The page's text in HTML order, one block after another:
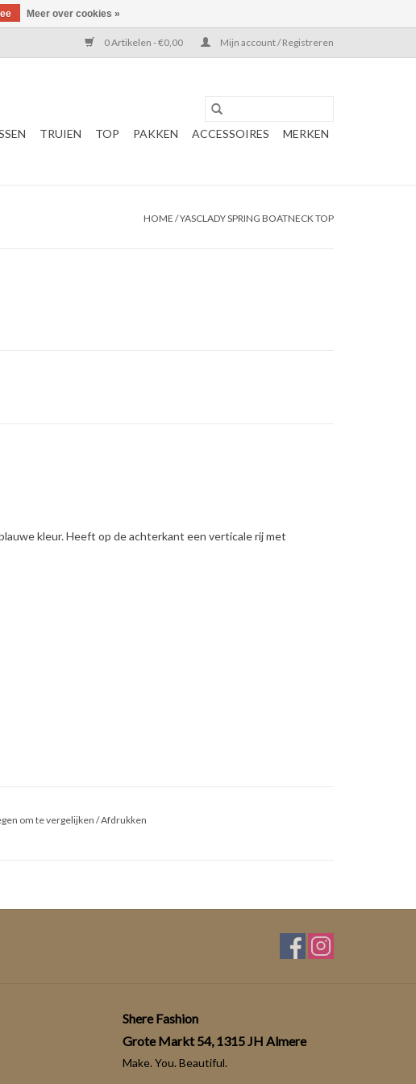
0 Artikelen - €0,00 Mijn account / Registreren
TRUIEN TOP PAKKEN ACCESSOIRES MERKEN
HOME /YASCLADY SPRING BOATNECK TOP
kleur. Heeft op de achterkant een verticale rij met
om te vergelijken/Afdrukken
Shere Fashion
Grote Markt 54, 1315 JH Almere
Make. You. Beautiful.
Meer over cookies »